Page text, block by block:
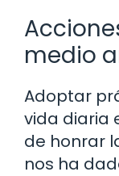
medio
Adoptar
vida diaria
de honrar
nos ha